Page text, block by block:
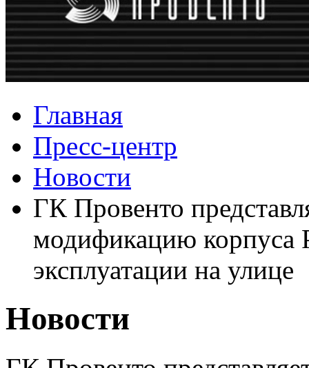
Главная
Пресс-центр
Новости
ГК Провенто
модификацию корпуса
эксплуатации на улице
Новости